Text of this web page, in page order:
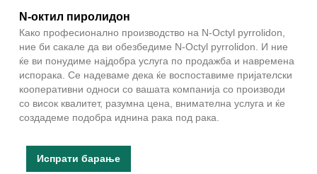
N-октил пиролидон
Како професионално производство на N-Octyl pyrrolidon,
ние би сакале да ви обезбедиме N-Octyl pyrrolidon. И ние
ќе ви понудиме најдобра услуга по продажба и навремена
испорака. Се надеваме дека ќе воспоставиме пријателски
кооперативни односи со вашата компанија со производи
со висок квалитет, разумна цена, внимателна услуга и ќе
создадеме подобра иднина рака под рака.
Испрати барање